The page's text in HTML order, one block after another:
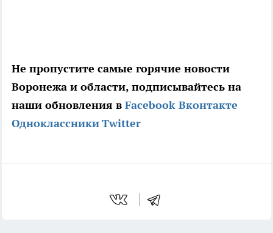
Не пропустите самые горячие новости
Воронежа и области, подписывайтесь на
наши обновления в Facebook Вконтакте
ОдноклассникиTwitter